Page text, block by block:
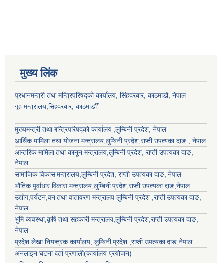
मुख्य लिंक
प्रधानमन्त्री तथा मन्त्रिपरिषद्को कार्यालय, सिंहदरबार, काठमाडौ, नेपाल
गृह मन्त्रालय,सिंहदरबार, काठमाडौँ
मुख्यमन्त्री तथा मन्त्रिपरिषद्को कार्यालय ,लुम्बिनी प्रदेश, नेपाल
आर्थिक मामिला तथा योजना मन्त्रालय,लुम्बिनी प्रदेश,राप्ती उपत्यका दाङ , नेपाल
आन्तरिक मामिला तथा कानून मन्त्रालय,लुम्बिनी प्रदेश, राप्ती उपत्यका दाङ,
नेपाल
सामाजिक विकास मन्त्रालय,लुम्बिनी प्रदेश, राप्ती उपत्यका दाङ, नेपाल
भौतिक पूर्वाधार विकास मन्त्रालय,लुम्बिनी प्रदेश,राप्ती उपत्यका दाङ,नेपाल
उद्याेग,पर्यटन,वन तथा वातावरण मन्त्रालय लुम्बिनी प्रदेश ,राप्ती उपत्यका दाङ,
नेपाल
भुमि व्यवस्था,कृषि तथा सहकारी मन्त्रालय,लुम्बिनी प्रदेश,राप्ती उपत्यका दाङ,
नेपाल
प्रदेश लेखा नियन्त्रक कार्यालय, लुम्बिनी प्रदेश ,राप्ती उपत्यका दाङ,नेपाल
अनलाइन घटना दर्ता प्रणाली(कार्यालय प्रयोजन)